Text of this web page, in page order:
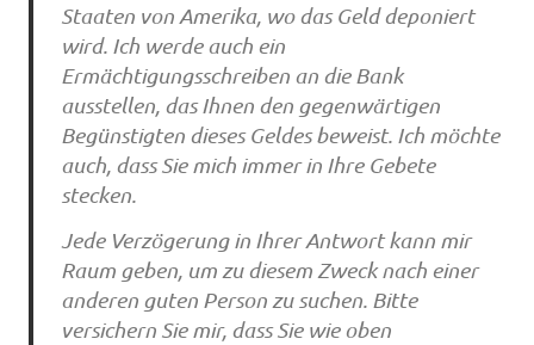
Staaten von Amerika, wo das Geld deponiert
wird. Ich werde auch ein
Ermächtigungsschreiben an die Bank
ausstellen, das Ihnen den gegenwärtigen
Begünstigten dieses Geldes beweist. Ich möchte
auch, dass Sie mich immer in Ihre Gebete
stecken.
Jede Verzögerung in Ihrer Antwort kann mir
Raum geben, um zu diesem Zweck nach einer
anderen guten Person zu suchen. Bitte
versichern Sie mir, dass Sie wie oben